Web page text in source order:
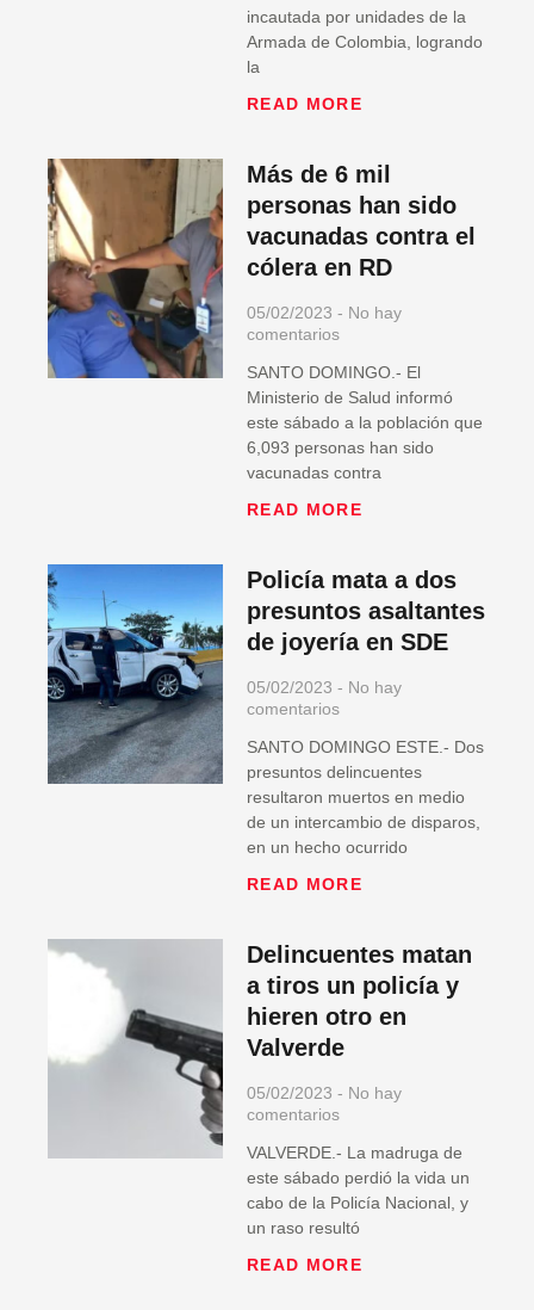
incautada por unidades de la
Armada de Colombia, logrando
la
READ MORE
Más de 6 mil
personas han sido
vacunadas contra el
cólera en RD
05/02/2023
No hay
comentarios
SANTO DOMINGO.- El
Ministerio de Salud informó
este sábado a la población que
6,093 personas han sido
vacunadas contra
READ MORE
Policía mata a dos
presuntos asaltantes
de joyería en SDE
05/02/2023
No hay
comentarios
SANTO DOMINGO ESTE.- Dos
presuntos delincuentes
resultaron muertos en medio
de un intercambio de disparos,
en un hecho ocurrido
READ MORE
Delincuentes matan
a tiros un policía y
hieren otro en
Valverde
05/02/2023
No hay
comentarios
VALVERDE.- La madruga de
este sábado perdió la vida un
cabo de la Policía Nacional, y
un raso resultó
READ MORE